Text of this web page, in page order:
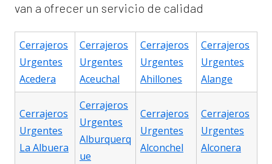
van a ofrecer un servicio de calidad
Cerrajeros
Urgentes
Acedera
Cerrajeros
Urgentes
Aceuchal
Cerrajeros
Urgentes
Ahillones
Cerrajeros
Urgentes
Alange
Cerrajeros
Urgentes
La Albuera
Cerrajeros
Urgentes
Alburquerq
ue
Cerrajeros
Urgentes
Alconchel
Cerrajeros
Urgentes
Alconera